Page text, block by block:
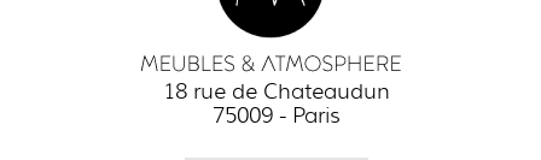
18 rue de Chateaudun
75009 - Paris